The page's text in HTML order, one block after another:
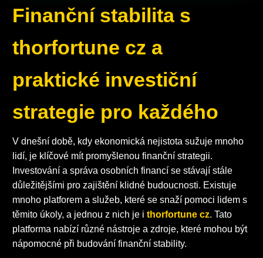
Finanční stabilita s
thorfortune cz a
praktické investiční
strategie pro každého
V dnešní době, kdy ekonomická nejistota sužuje mnoho
lidí, je klíčové mít promyšlenou finanční strategii.
Investování a správa osobních financí se stávají stále
důležitějšími pro zajištění klidné budoucnosti. Existuje
mnoho platforem a služeb, které se snaží pomoci lidem s
těmito úkoly, a jednou z nich je i thorfortune cz. Tato
platforma nabízí různé nástroje a zdroje, které mohou být
nápomocné při budování finanční stability.